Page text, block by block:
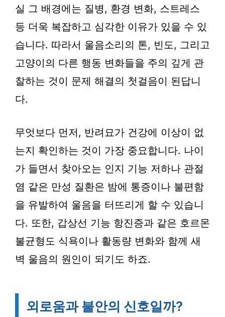
실 그 배경에는 질병, 환경 변화, 스트레스
등 더욱 복잡하고 심각한 이유가 있을 수 있
습니다. 따라서 울음소리의 톤, 빈도, 그리고
고양이의 다른 행동 변화들을 주의 깊게 관
찰하는 것이 문제 해결의 첫걸음이 된답니
다.
무엇보다 먼저, 반려묘가 건강에 이상이 없
는지 확인하는 것이 가장 중요합니다. 나이
가 들면서 찾아오는 인지 기능 저하나 관절
염 같은 만성 질환은 밤에 통증이나 불편함
을 유발하여 울음을 터뜨리게 할 수 있습니
다. 또한, 갑상선 기능 항진증과 같은 호르몬
불균형도 식욕이나 활동량 변화와 함께 새
벽 울음의 원인이 되기도 하죠.
외로움과 불안의 신호일까?